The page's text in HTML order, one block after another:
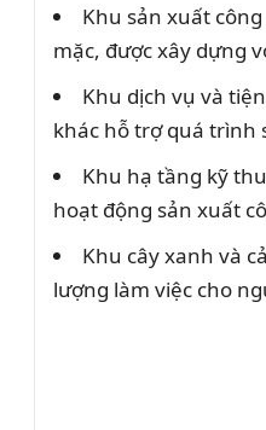
Khu sản xuất
mặc, được xây dựng
Khu dịch vụ và
khác hỗ trợ quá trình
Khu hạ tầng kỹ
hoạt động sản xuất
Khu cây xanh và
lượng làm việc cho